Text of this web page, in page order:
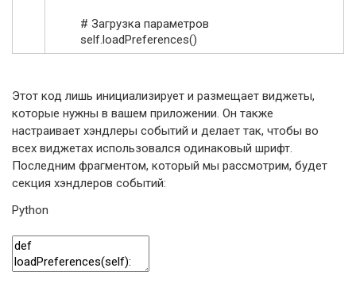
# Загрузка параметров
self.loadPreferences()
Этот код лишь инициализирует и размещает виджеты,
которые нужны в вашем приложении. Он также
настраивает хэндлеры событий и делает так, чтобы во
всех виджетах использовался одинаковый шрифт.
Последним фрагментом, который мы рассмотрим, будет
секция хэндлеров событий:
Python